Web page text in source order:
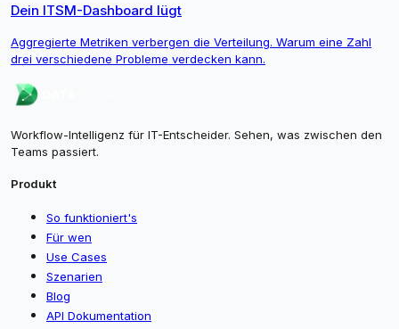
Dein ITSM-Dashboard lügt
Aggregierte Metriken verbergen die Verteilung. Warum eine Zahl
drei verschiedene Probleme verdecken kann.
Workflow-Intelligenz für IT-Entscheider. Sehen, was zwischen den
Teams passiert.
Produkt
So funktioniert's
Für wen
Use Cases
Szenarien
Blog
API Dokumentation